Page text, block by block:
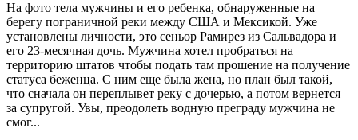
На фото тела мужчины и его ребенка, обнаруженные на
берегу пограничной реки между США и Мексикой. Уже
установлены личности, это сеньор Рамирез из Сальвадора и
его 23-месячная дочь. Мужчина хотел пробраться на
территорию штатов чтобы подать там прошение на получение
статуса беженца. С ним еще была жена, но план был такой,
что сначала он переплывет реку с дочерью, а потом вернется
за супругой. Увы, преодолеть водную преграду мужчина не
смог...